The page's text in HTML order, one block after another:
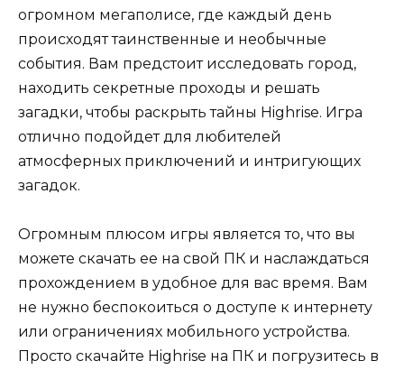
огромном мегаполисе, где каждый день
происходят таинственные и необычные
события. Вам предстоит исследовать город,
находить секретные проходы и решать
загадки, чтобы раскрыть тайны Highrise. Игра
отлично подойдет для любителей
атмосферных приключений и интригующих
загадок.
Огромным плюсом игры является то, что вы
можете скачать ее на свой ПК и наслаждаться
прохождением в удобное для вас время. Вам
не нужно беспокоиться о доступе к интернету
или ограничениях мобильного устройства.
Просто скачайте Highrise на ПК и погрузитесь в